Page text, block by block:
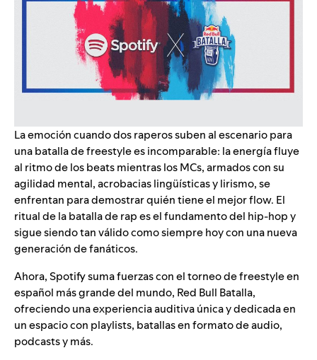
La emoción cuando dos raperos suben al escenario para
una batalla de freestyle es incomparable: la energía fluye
al ritmo de los beats mientras los MCs, armados con su
agilidad mental, acrobacias lingüísticas y lirismo, se
enfrentan para demostrar quién tiene el mejor flow. El
ritual de la batalla de rap es el fundamento del hip-hop y
sigue siendo tan válido como siempre hoy con una nueva
generación de fanáticos.
Ahora, Spotify suma fuerzas con el torneo de freestyle en
español más grande del mundo, Red Bull Batalla,
ofreciendo una experiencia auditiva única y dedicadaen
un espaciocon playlists, batallas en formato de audio,
podcasts y más.